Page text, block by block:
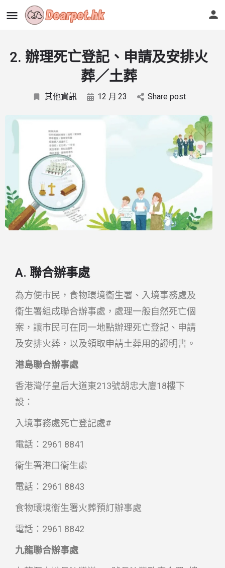
2. 辦理死亡登記、申請及安排火
葬／土葬
其他資訊 12 月 23 Share post
A. 聯合辦事處
為方便市民，食物環境衞生署、入境事務處及
衞生署組成聯合辦事處，處理一般自然死亡個
案，讓市民可在同一地點辦理死亡登記、申請
及安排火葬，以及領取申請土葬用的證明書。
港島聯合辦事處
香港灣仔皇后大道東213號胡忠大廈18樓下
設：
入境事務處死亡登記處#
電話：2961 8841
衞生署港口衞生處
電話：2961 8843
食物環境衞生署火葬預訂辦事處
電話：2961 8842
九龍聯合辦事處